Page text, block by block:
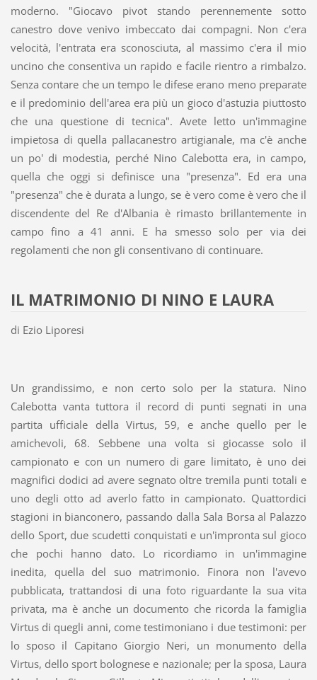
moderno. "Giocavo pivot stando perennemente sotto
canestro dove venivo imbeccato dai compagni. Non c'era
velocità, l'entrata era sconosciuta, al massimo c'era il mio
uncino che consentiva un rapido e facile rientro a rimbalzo.
Senza contare che un tempo le difese erano meno preparate
e il predominio dell'area era più un gioco d'astuzia piuttosto
che una questione di tecnica". Avete letto un'immagine
impietosa di quella pallacanestro artigianale, ma c'è anche
un po' di modestia, perché Nino Calebotta era, in campo,
quella che oggi si definisce una "presenza". Ed era una
"presenza" che è durata a lungo, se è vero come è vero che il
discendente del Re d'Albania è rimasto brillantemente in
campo fino a 41 anni. E ha smesso solo per via dei
regolamenti che non gli consentivano di continuare.
IL MATRIMONIO DI NINO E LAURA
di Ezio Liporesi
Un grandissimo, e non certo solo per la statura. Nino
Calebotta vanta tuttora il record di punti segnati in una
partita ufficiale della Virtus, 59, e anche quello per le
amichevoli, 68. Sebbene una volta si giocasse solo il
campionato e con un numero di gare limitato, è uno dei
magnifici dodici ad avere segnato oltre tremila punti totali e
uno degli otto ad averlo fatto in campionato. Quattordici
stagioni in bianconero, passando dalla Sala Borsa al Palazzo
dello Sport, due scudetti conquistati e un'impronta sul gioco
che pochi hanno dato. Lo ricordiamo in un'immagine
inedita, quella del suo matrimonio. Finora non l'avevo
pubblicata, trattandosi di una foto riguardante la sua vita
privata, ma è anche un documento che ricorda la famiglia
Virtus di quegli anni, come testimoniano i due testimoni: per
lo sposo il Capitano Giorgio Neri, un monumento della
Virtus, dello sport bolognese e nazionale; per la sposa, Laura